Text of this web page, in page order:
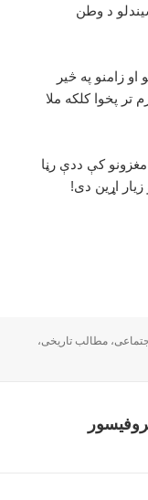
د وطن
زامنو په څير
پخوا کلکه ملا
مغزونو کې ددې رڼا
زيار اړين دى!
،مطالب تاریخی،